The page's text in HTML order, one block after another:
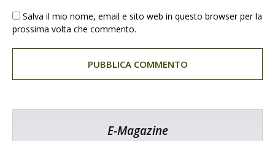
Salva il mio nome, email e sito web in questo browser per la
prossima volta che commento.
E-Magazine